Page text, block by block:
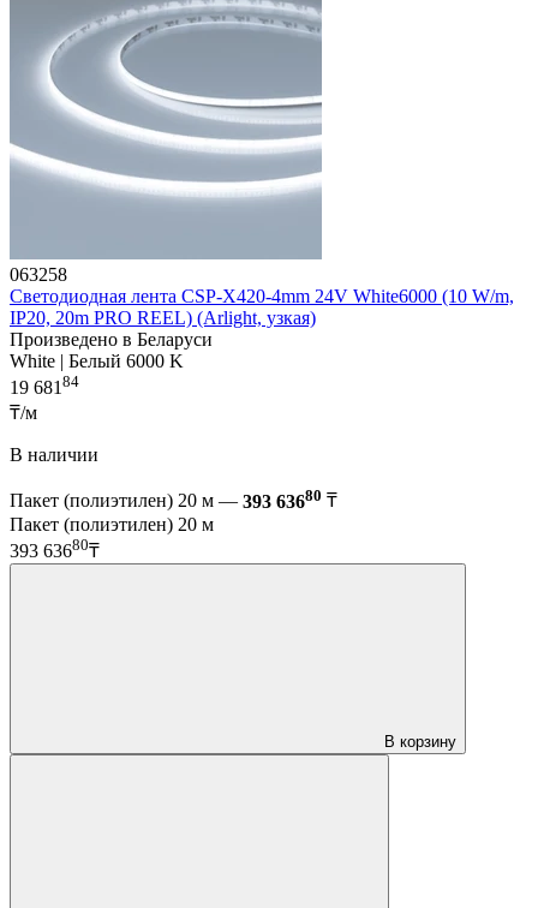
063258
Светодиодная лента CSP-X420-4mm 24V White6000 (10 W/m,
IP20, 20m PRO REEL) (Arlight, узкая)
Произведено в Беларуси
White | Белый 6000 K
19 681 84
₸/м
В наличии
Пакет (полиэтилен) 20 м — 393 63680 ₸
Пакет (полиэтилен) 20 м
393 63680₸
В корзину